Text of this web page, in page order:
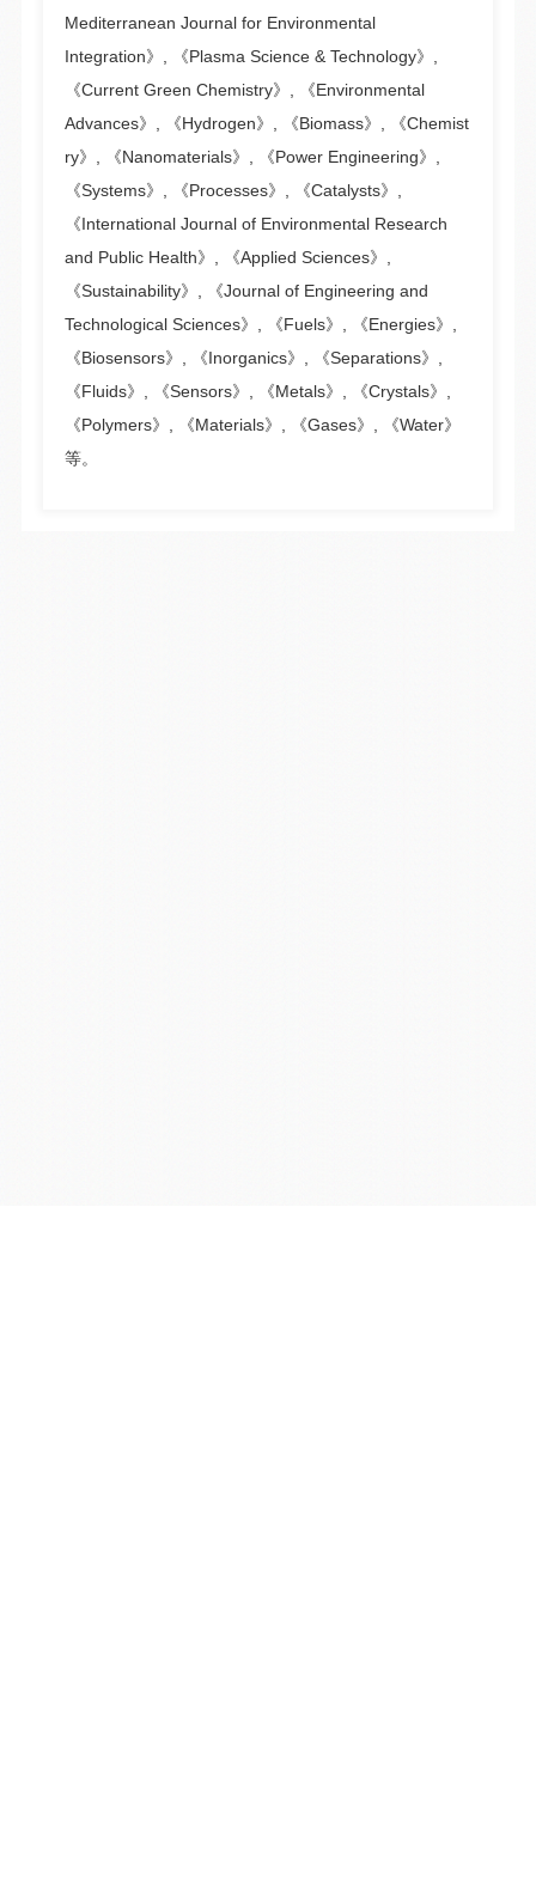
Mediterranean Journal for Environmental
Integration》, 《Plasma Science & Technology》,
《Current Green Chemistry》, 《Environmental
Advances》, 《Hydrogen》, 《Biomass》, 《Chemist
ry》, 《Nanomaterials》, 《Power Engineering》,
《Systems》, 《Processes》, 《Catalysts》,
《International Journal of Environmental Research
and Public Health》, 《Applied Sciences》,
《Sustainability》, 《Journal of Engineering and
Technological Sciences》, 《Fuels》, 《Energies》,
《Biosensors》, 《Inorganics》, 《Separations》,
《Fluids》, 《Sensors》, 《Metals》, 《Crystals》,
《Polymers》, 《Materials》, 《Gases》, 《Water》
等。